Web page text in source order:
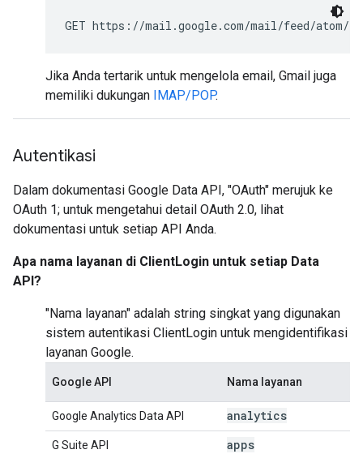
GET https://mail.google.com/mail/feed/atom/
Jika Anda tertarik untuk mengelola email, Gmail juga
memiliki dukungan IMAP/POP.
Autentikasi
Dalam dokumentasi Google Data API, "OAuth" merujuk ke
OAuth 1; untuk mengetahui detail OAuth 2.0, lihat
dokumentasi untuk setiap API Anda.
Apa nama layanan di ClientLogin untuk setiap Data
API?
"Nama layanan" adalah string singkat yang digunakan
sistem autentikasi ClientLogin untuk mengidentifikasi
layanan Google.
Google API Nama layanan
Google Analytics Data API analytics
G Suite API
apps